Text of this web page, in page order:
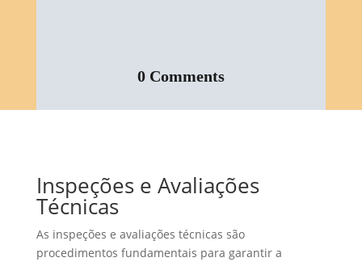
0 Comments
Inspeções e Avaliações
Técnicas
As inspeções e avaliações técnicas são
procedimentos fundamentais para garantir a